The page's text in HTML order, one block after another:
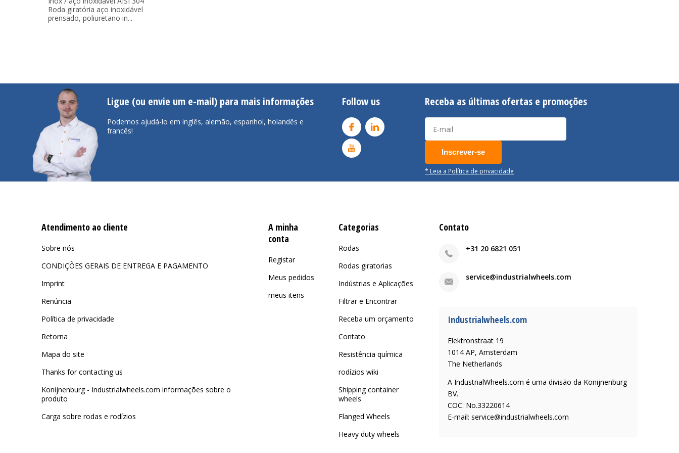
Roda giratória aço inoxidável
prensado, poliuretano in...
Ligue (ou envie um e-mail) para mais informações
Podemos ajudá-lo em inglês, alemão, espanhol, holandês e
francês!
Follow us Receba as últimas ofertas e promoções
Inscrever-se
* Leia a Política de privacidade
Atendimento ao cliente
Sobre nós
CONDIÇÕES GERAIS DE ENTREGA E PAGAMENTO
Imprint
Renúncia
Política de privacidade
Retorna
Mapa do site
Thanks for contacting us
Konijnenburg - Industrialwheels.com informações sobre o
produto
Carga sobre rodas e rodízios
A minha
conta
Registar
Meus pedidos
meus itens
Categorias
Rodas
Rodas giratorias
Indústrias e Aplicações
Filtrar e Encontrar
Receba um orçamento
Contato
Resistência química
rodízios wiki
Shipping container
wheels
Flanged Wheels
Heavy duty wheels
Contato
+31 20 6821 051
service@industrialwheels.com
Industrialwheels.com
Elektronstraat 19
1014 AP, Amsterdam
The Netherlands
A IndustrialWheels.com é uma divisão da Konijnenburg
BV.
COC: No.33220614
E-mail:service@industrialwheels.com